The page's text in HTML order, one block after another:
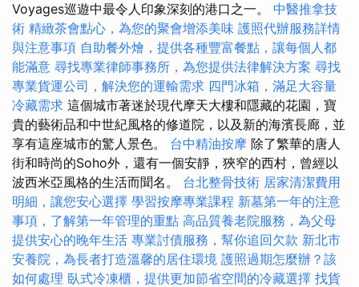
Voyages巡遊中最令人印象深刻的港口之一。 中醫推拿技
術 精緻茶會點心，為您的聚會增添美味 護照代辦服務詳情
與注意事項 自助餐外燴，提供各種豐富餐點，讓每個人都
能滿意 尋找專業律師事務所，為您提供法律解決方案 尋找
專業貨運公司，解決您的運輸需求 四門冰箱，滿足大容量
冷藏需求 這個城市著迷於現代摩天大樓和隱藏的花園，寶
貴的藝術品和中世紀風格的修道院，以及新的海濱長廊，並
享有這座城市的驚人景色。 台中精油按摩 除了繁華的唐人
街和時尚的Soho外，還有一個安靜，狹窄的西村，曾經以
波西米亞風格的生活而聞名。 台北整骨技術 居家清潔費用
明細，讓您安心選擇 學習按摩專業課程 新墓第一年的注意
事項，了解第一年管理的重點 高品質養老院服務，為父母
提供安心的晚年生活 專業討債服務，幫你追回欠款 新北市
安養院，為長者打造溫馨的居住環境 護照過期怎麼辦？該
如何處理 臥式冷凍櫃，提供更加節省空間的冷藏選擇 找貨